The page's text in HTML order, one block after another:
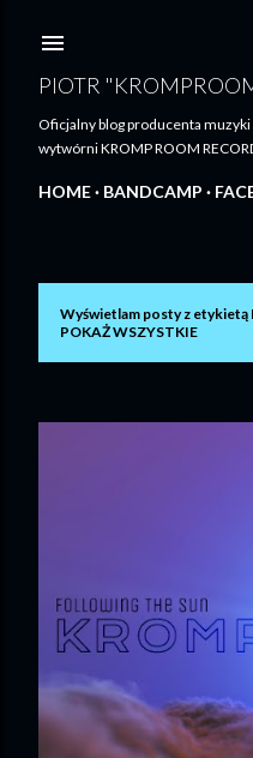
PIOTR
Oficjalny blog producenta
wytwórni KROMP ROOM
HOME BANDCAMP
s
Wyświetlam posty z etykietą
POKAŻ WSZYSTKIE